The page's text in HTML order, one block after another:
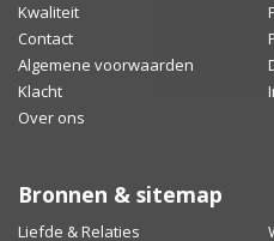
Kwaliteit
Contact
Algemene voorwaarden
Klacht
Over ons
Bronnen & sitemap
Liefde & Relaties